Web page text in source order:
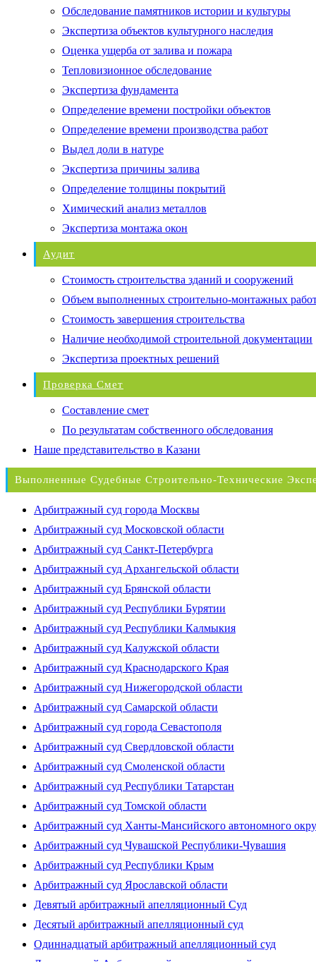
Обследование памятников истории и культуры
Экспертиза объектов культурного наследия
Оценка ущерба от залива и пожара
Тепловизионное обследование
Экспертиза фундамента
Определение времени постройки объектов
Определение времени производства работ
Выдел доли в натуре
Экспертиза причины залива
Определение толщины покрытий
Химический анализ металлов
Экспертиза монтажа окон
Аудит
Стоимость строительства зданий и сооружений
Объем выполненных строительно-монтажных
Стоимость завершения строительства
Наличие необходимой строительной документации
Экспертиза проектных решений
Проверка Смет
Составление смет
По результатам собственного обследования
Наше представительство в Казани
Выполненные Судебные Строительно-Технические
Арбитражный суд города Москвы
Арбитражный суд Московской области
Арбитражный суд Санкт-Петербурга
Арбитражный суд Архангельской области
Арбитражный суд Брянской области
Арбитражный суд Республики Бурятии
Арбитражный суд Республики Калмыкия
Арбитражный суд Калужской области
Арбитражный суд Краснодарского Края
Арбитражный суд Нижегородской области
Арбитражный суд Самарской области
Арбитражный суд города Севастополя
Арбитражный суд Свердловской области
Арбитражный суд Смоленской области
Арбитражный суд Республики Татарстан
Арбитражный суд Томской области
Арбитражный суд Ханты-Мансийского автономного
Арбитражный суд Чувашской Республики-Чувашия
Арбитражный суд Республики Крым
Арбитражный суд Ярославской области
Девятый арбитражный апелляционный Суд
Десятый арбитражный апелляционный суд
Одиннадцатый арбитражный апелляционный суд